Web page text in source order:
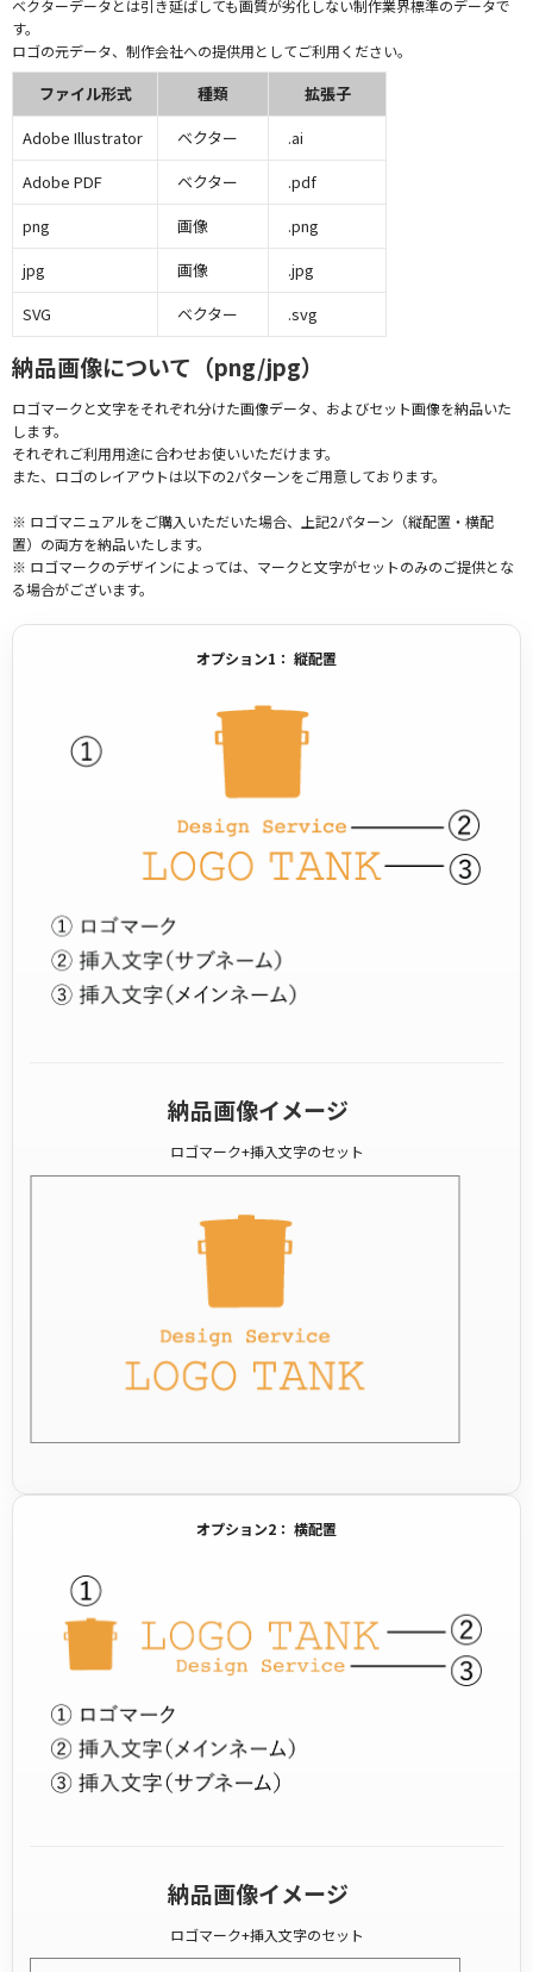
ベクターデータとは引き延ばしても画質が劣化しない制作業界標準のデータで
す。
ロゴの元データ、制作会社への提供用としてご利用ください。
ファイル形式 種類
拡張子
Adobe Illustrator
ベクター
.ai
Adobe PDF
ベクター
.pdf
png
画像
.png
jpg
画像
.jpg
SVG
ベクター .svg
納品画像について（png/jpg）
ロゴマークと文字をそれぞれ分けた画像データ、およびセット画像を納品いた
します。
それぞれご利用用途に合わせお使いいただけます。
また、ロゴのレイアウトは以下の2パターンをご用意しております。
※ ロゴマニュアルをご購入いただいた場合、上記2パターン（縦配置・横配
置）の両方を納品いたします。
※ ロゴマークのデザインによっては、マークと文字がセットのみのご提供とな
る場合がございます。
オプション1： 縦配置
納品画像イメージ
ロゴマーク+挿入文字のセット
オプション2： 横配置
納品画像イメージ
ロゴマーク+挿入文字のセット